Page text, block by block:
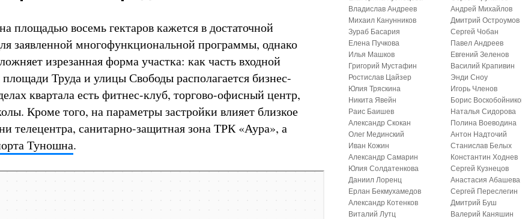
площадью восемь гектаров кажется в достаточной
заявленной многофункциональной программы, однако
изрезанная форма участка: как часть входной
Труда и улицы Свободы располагается бизнес-
квартала есть фитнес-клуб, торгово-офисный центр,
Кроме того, на параметры застройки влияет близкое
телецентра, санитарно-защитная зона ТРК «Аура», а
Туношна.
Владислав Андреев
Михаил Канунников
Зураб Басария
Елена Пучкова
Илья Машков
Григорий Мустафин
Ростислав Цайзер
Юлия Тряскина
Никита Явейн
Раис Баишев
Александр Скокан
Олег Мединский
Иван Кожин
Александр Самарин
Юлия Солдатенкова
Даниил Лоренц
Ерлан Бекмухамедов
Александр Котенков
Виталий Лутц
Андрей Михайлов
Дмитрий Остроумов
Сергей Чобан
Павел Андреев
Евгений Зеленов
Василий Крапивин
Энди Сноу
Игорь Членов
Борис
Наталья Сидорова
Полина Воеводина
Антон Надточий
Станислав Белых
Константин Ходнев
Сергей Кузнецов
Анастасия Абашева
Сергей Переслегин
Дмитрий Буш
Валерий Каняшин